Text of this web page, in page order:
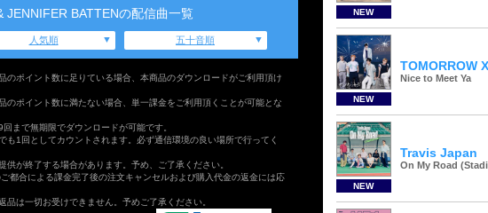
JENNIFER BATTENの配信曲一覧
人気順 五十音順
ポイント数に足りている場合、本商品のダウンロードがご利用頂け
ポイント数に満たない場合、単一課金をご利用頂くことが可能とな
まで無期限でダウンロードが可能です。
1回としてカウントされます。必ず通信環境の良い場所で行ってく
が終了する場合があります。予め、ご了承ください。
都合による課金完了後の注文キャンセルおよび購入代金の返金には応
は一切お受けできません。予めご了承ください。
NEW
NEW
TOMORROW
Nice to Meet Ya
NEW
Travis Japan
On My Road